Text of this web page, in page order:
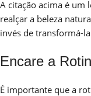
A citação acima é um
realçar a beleza
invés de transformá-
Encare a
É importante que a